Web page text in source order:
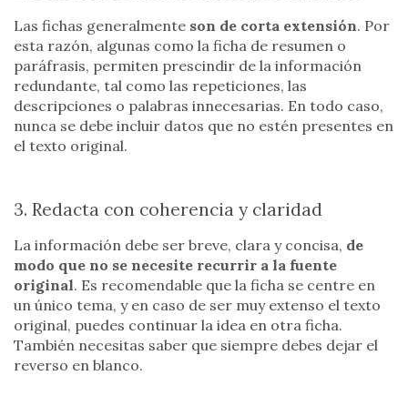
Las fichas generalmente son de corta extensión. Por
esta razón, algunas como la ficha de resumen o
paráfrasis, permiten prescindir de la información
redundante, tal como las repeticiones, las
descripciones o palabras innecesarias. En todo caso,
nunca se debe incluir datos que no estén presentes en
el texto original.
3. Redacta con coherencia y claridad
La información debe ser breve, clara y concisa, de
modo que no se necesite recurrir a la fuente
original. Es recomendable que la ficha se centre en
un único tema, y en caso de ser muy extenso el texto
original, puedes continuar la idea en otra ficha.
También necesitas saber que siempre debes dejar el
reverso en blanco.